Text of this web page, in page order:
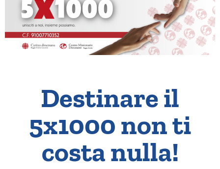
Destinare il
5x1000 non ti
costa nulla!